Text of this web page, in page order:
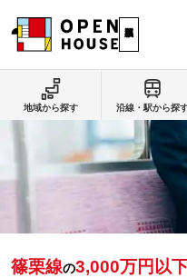
篠栗線の3,000万円以
地域から探す 沿線・駅から探